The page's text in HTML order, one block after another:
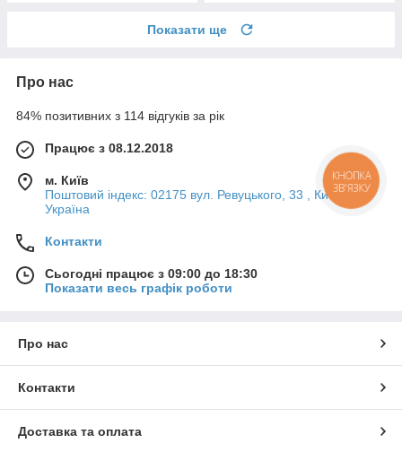
Показати ще
Про нас
84% позитивних з 114 відгуків за рік
Працює з 08.12.2018
м. Київ
Поштовий індекс: 02175 вул. Ревуцького, 33 , Київ,
Україна
Контакти
Сьогодні працює з 09:00 до 18:30
Показати весь графік роботи
Про нас
Контакти
Доставка та оплата
КНОПКА
ЗВ'ЯЗКУ